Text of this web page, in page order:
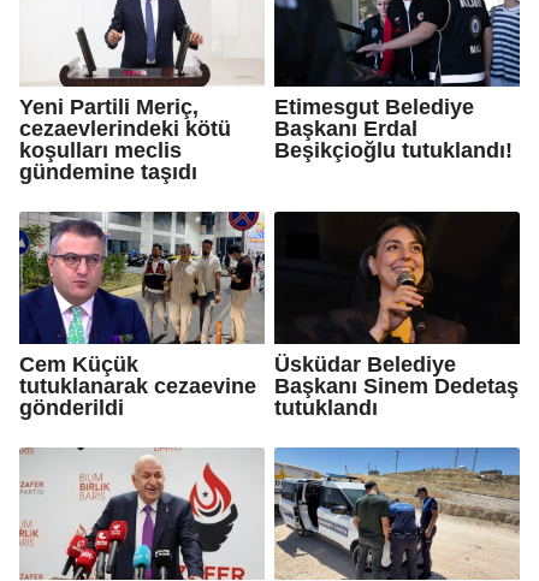
Yeni Partili Meriç,
cezaevlerindeki kötü
koşulları meclis
gündemine taşıdı
Etimesgut Belediye
Başkanı Erdal
Beşikçioğlu tutuklandı!
Cem Küçük
tutuklanarak cezaevine
gönderildi
Üsküdar Belediye
Başkanı Sinem Dedetaş
tutuklandı